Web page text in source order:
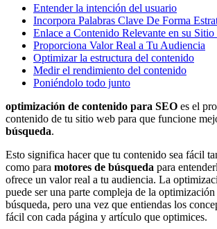
Entender la intención del usuario
Incorpora Palabras Clave De Forma
Enlace a Contenido Relevante en su Sitio
Proporciona Valor Real a Tu Audiencia
Optimizar la estructura del contenido
Medir el rendimiento del contenido
Poniéndolo todo junto
optimización de contenido para SEO es el
contenido de tu sitio web para que funcione
búsqueda.
Esto significa hacer que tu contenido sea fácil
como para motores de búsqueda para
ofrece un valor real a tu audiencia. La
puede ser una parte compleja de la
búsqueda, pero una vez que entiendas los
fácil con cada página y artículo que optimices.